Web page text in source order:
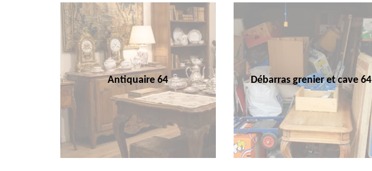
Antiquaire 64 Débarras grenier et cave 64